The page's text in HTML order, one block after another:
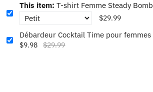
This item:T-shirt Femme Steady
$29.99
Débardeur Cocktail Time pour
$9.98 $29.99